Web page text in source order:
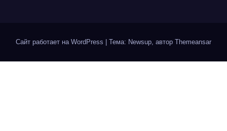
Сайт работает на WordPress Тема: Newsup, автор Themeansar